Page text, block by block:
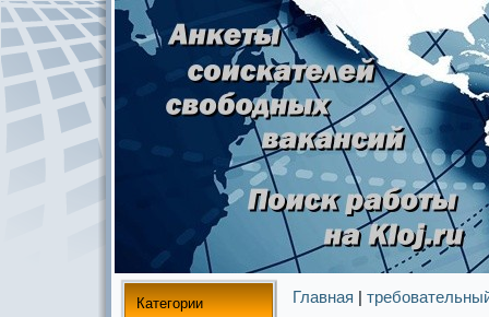
Категории Главная |